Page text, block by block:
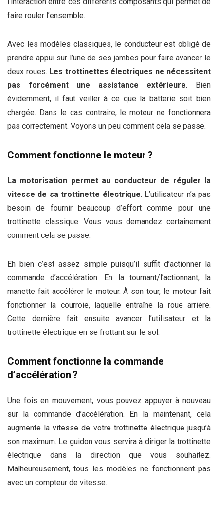
faire rouler l’ensemble.
Avec les modèles classiques, le conducteur est obligé de
prendre appui sur l’une de ses jambes pour faire avancer le
deux roues. Les trottinettes électriques ne nécessitent
pas forcément une assistance extérieure. Bien
évidemment, il faut veiller à ce que la batterie soit bien
chargée. Dans le cas contraire, le moteur ne fonctionnera
pas correctement. Voyons un peu comment cela se passe.
Comment fonctionne le moteur ?
La motorisation permet au conducteur de réguler la
vitesse de sa trottinette électrique. L’utilisateur n’a pas
besoin de fournir beaucoup d’effort comme pour une
trottinette classique. Vous vous demandez certainement
comment cela se passe.
Eh bien c’est assez simple puisqu’il suffit d’actionner la
commande d’accélération. En la tournant/l’actionnant, la
manette fait accélérer le moteur. À son tour, le moteur fait
fonctionner la courroie, laquelle entraîne la roue arrière.
Cette dernière fait ensuite avancer l’utilisateur et la
trottinette électrique en se frottant sur le sol.
Comment fonctionne la commande
d’accélération ?
Une fois en mouvement, vous pouvez appuyer à nouveau
sur la commande d’accélération. En la maintenant, cela
augmente la vitesse de votre trottinette électrique jusqu’à
son maximum. Le guidon vous servira à diriger la trottinette
électrique dans la direction que vous souhaitez.
Malheureusement, tous les modèles ne fonctionnent pas
avec un compteur de vitesse.